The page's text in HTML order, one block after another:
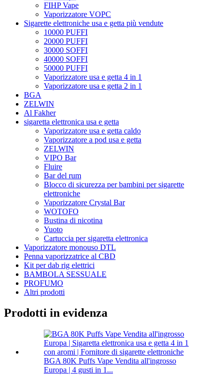
FIHP Vape
Vaporizzatore VOPC
Sigarette elettroniche usa e getta più vendute
10000 PUFFI
20000 PUFFI
30000 SOFFI
40000 SOFFI
50000 PUFFI
Vaporizzatore usa e getta 4 in 1
Vaporizzatore usa e getta 2 in 1
BGA
ZELWIN
Al Fakher
sigaretta elettronica usa e getta
Vaporizzatore usa e getta caldo
Vaporizzatore a pod usa e getta
ZELWIN
VIPO Bar
Fluire
Bar del rum
Blocco di sicurezza per bambini per sigarette
elettroniche
Vaporizzatore Crystal Bar
WOTOFO
Bustina di nicotina
Yuoto
Cartuccia per sigaretta elettronica
Vaporizzatore monouso DTL
Penna vaporizzatrice al CBD
Kit per dab rig elettrici
BAMBOLA SESSUALE
PROFUMO
Altri prodotti
Prodotti in evidenza
BGA 80K Puffs Vape Vendita all'ingrosso
Europa | 4 gusti in 1...